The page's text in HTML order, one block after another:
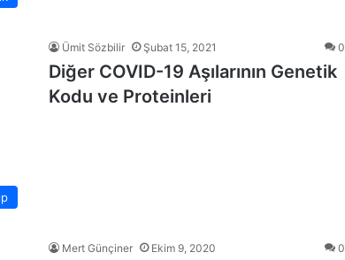
Ümit Sözbilir Şubat 15, 2021 0
Diğer COVID-19 Aşılarının Genetik
Kodu ve Proteinleri
Mert Günçiner Ekim 9, 2020 0